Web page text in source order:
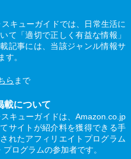
キューガイドでは、日常生活に
て「適切で正しく有益な情報」
記事には、当該ジャンル情報サ
す。
ら まで
載について
キューガイドは、Amazon.co.jp
サイトが紹介料を獲得できる手
れたアフィリエイトプログラム
ログラムの参加者です。